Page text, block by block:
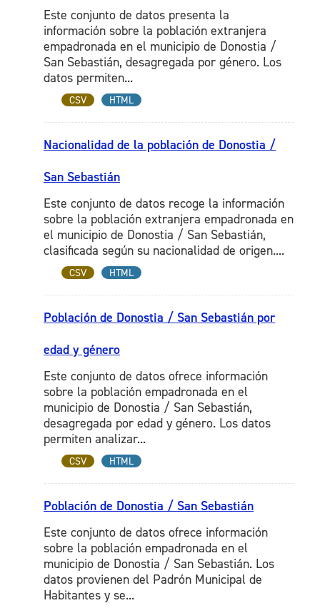
Este conjunto de datos presenta la
información sobre la población extranjera
empadronada en el municipio de Donostia /
San Sebastián, desagregada por género. Los
datos permiten...
CSV HTML
Nacionalidad de la población de Donostia /
San Sebastián
Este conjunto de datos recoge la información
sobre la población extranjera empadronada en
el municipio de Donostia / San Sebastián,
clasificada según su nacionalidad de origen....
CSV HTML
Población de Donostia / San Sebastián por
edad y género
Este conjunto de datos ofrece información
sobre la población empadronada en el
municipio de Donostia / San Sebastián,
desagregada por edad y género. Los datos
permiten analizar...
CSV HTML
Población de Donostia / San Sebastián
Este conjunto de datos ofrece información
sobre la población empadronada en el
municipio de Donostia / San Sebastián. Los
datos provienen del Padrón Municipal de
Habitantes y se...